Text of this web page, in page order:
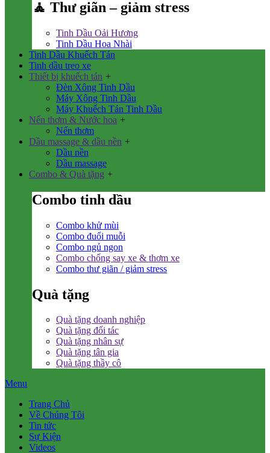
🧘 Thư giãn – giảm stress
Tinh Dầu Oải Hương
Tinh Dầu Hoa Nhài
Tinh Dầu Khuếch Tán
Tinh dầu treo xe
Thiết bị khuếch tán +
Đèn Xông Tinh Dầu
Máy Xông Tinh Dầu
Máy Khuếch Tán Tinh Dầu
Nến thơm & Nước hoa +
Nến thơm
Dầu massage & dầu nền +
Dầu nền
Dầu massage
Combo & Quà tặng +
Combo tinh dầu
Combo khử mùi
Combo đuổi muỗi
Combo ngủ ngon
Combo chống say xe & thơm xe
Combo thư giãn / giảm stress
Quà tặng
Quà tặng doanh nghiệp
Quà tặng đối tác
Quà tặng nhân sự
Quà tặng tân gia
Quà tặng thầy cô
Menu
Trang Chủ
Về Chúng Tôi
Tin tức
Sự Kiện
Videos